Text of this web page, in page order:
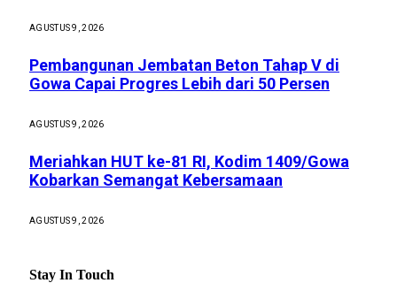
AGUSTUS 9, 2026
Pembangunan Jembatan Beton Tahap V di
Gowa Capai Progres Lebih dari 50 Persen
AGUSTUS 9, 2026
Meriahkan HUT ke-81 RI, Kodim 1409/Gowa
Kobarkan Semangat Kebersamaan
AGUSTUS 9, 2026
Stay In Touch